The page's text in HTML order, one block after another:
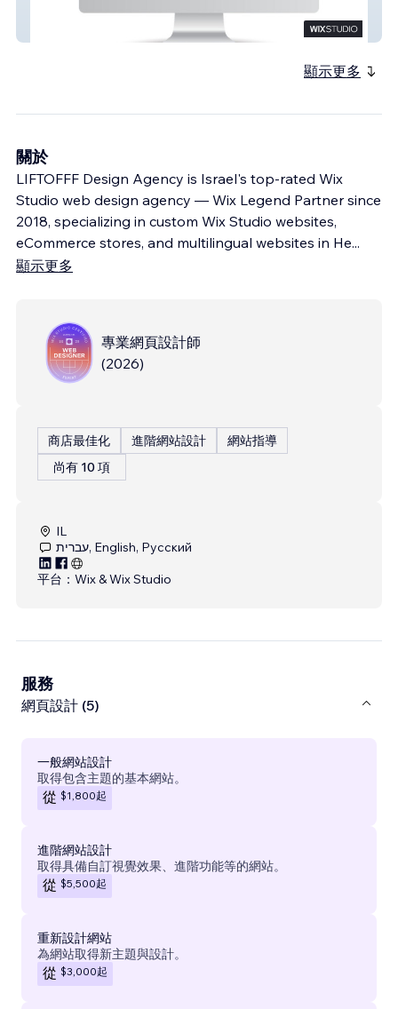
Taurus Gold - Blockchain Fintech
顯示更多
關於
LIFTOFFF Design Agency is Israel's top-rated Wix
Studio web design agency — Wix Legend Partner since
2018, specializing in custom Wix Studio websites,
eCommerce stores, and multilingual websites in He...
顯示更多
專業網頁設計師
(2026)
商店最佳化 進階網站設計
網站指導
尚有 10 項
IL
עברית, English, Русский
平台： Wix & Wix Studio
服務
網頁設計 (5)
一般網站設計
取得包含主題的基本網站。
從 $1,800起
進階網站設計
取得具備自訂視覺效果、進階功能等的網站。
從 $5,500起
重新設計網站
為網站取得新主題與設計。
從 $3,000起